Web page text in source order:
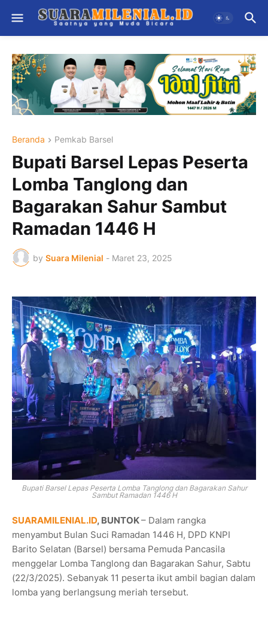
Beranda Pemkab Barsel
Bupati Barsel Lepas Peserta
Lomba Tanglong dan
Bagarakan Sahur Sambut
Ramadan 1446 H
by Suara Milenial - Maret 23, 2025
Bupati Barsel Lepas Peserta Lomba Tanglong dan Bagarakan Sahur
Sambut Ramadan 1446 H
SUARAMILENIAL.ID, BUNTOK– Dalam rangka
menyambut Bulan Suci Ramadan 1446 H, DPD KNPI
Barito Selatan (Barsel) bersama Pemuda Pancasila
menggelar Lomba Tanglong dan Bagarakan Sahur, Sabtu
(22/3/2025). Sebanyak 11 peserta ikut ambil bagian dalam
lomba yang berlangsung meriah tersebut.